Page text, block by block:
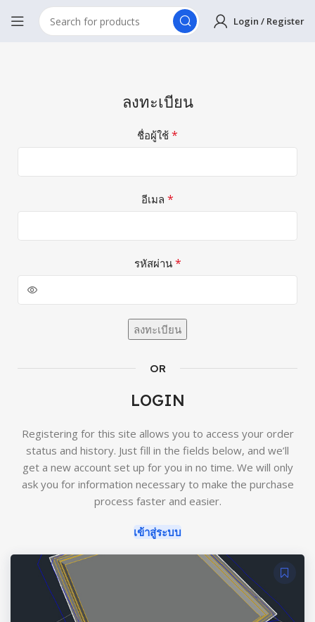
Login / Register
ลงทะเบียน
ชื่อผู้ใช้ *
อีเมล *
รหัสผ่าน *
ลงทะเบียน
OR
LOGIN
Registering for this site allows you to access your order
status and history. Just fill in the fields below, and we’ll
get a new account set up for you in no time. We will only
ask you for information necessary to make the purchase
process faster and easier.
เข้าสู่ระบบ